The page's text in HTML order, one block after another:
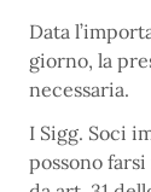
Data
giorno, la
necessaria.
I Sigg. Soci
possono